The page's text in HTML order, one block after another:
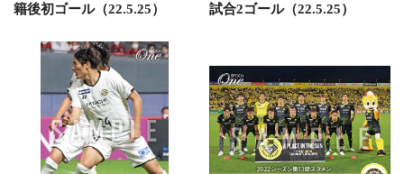
籍後初ゴール（22.5.25）
試合2ゴール（22.5.25）